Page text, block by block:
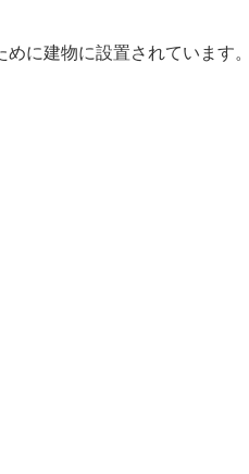
に建物に設置されています